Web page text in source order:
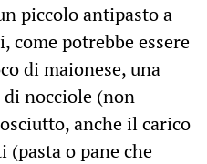
piccolo antipasto a
come potrebbe essere
di maionese, una
nocciole (non
anche il carico
(pasta o pane che